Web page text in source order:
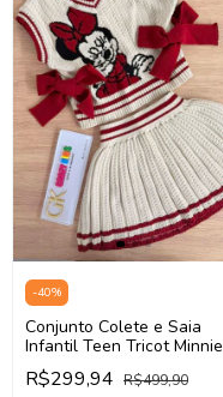
-40%
Conjunto Colete e Saia
Infantil Teen Tricot Minnie
Animé N5755
(Bege/Vermelho)
R$299,94 R$499,90